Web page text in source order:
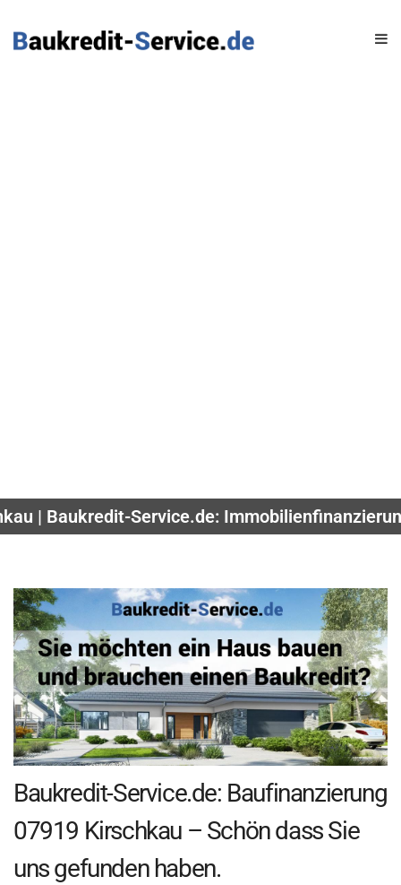
| Baukredit-Service.de:
Baukredit-Service.de: Baufinanzierung
07919 Kirschkau – Schön dass Sie
uns gefunden haben.